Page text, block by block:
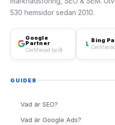
530 hemsidor sedan 2010.
Google
Partner
Certifierad byrå
Bing
GUIDER
Vad är SEO?
Vad är Google Ads?